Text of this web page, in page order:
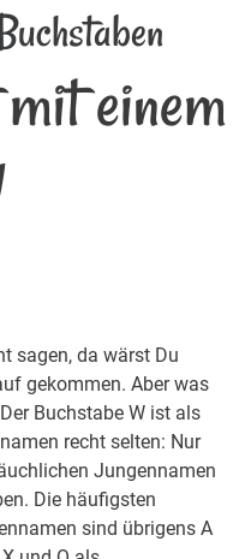
einem
sagen, da wärst Du
gekommen. Aber was
Buchstabe W ist als
recht selten: Nur
Jungennamen
Die häufigsten
sind übrigens A